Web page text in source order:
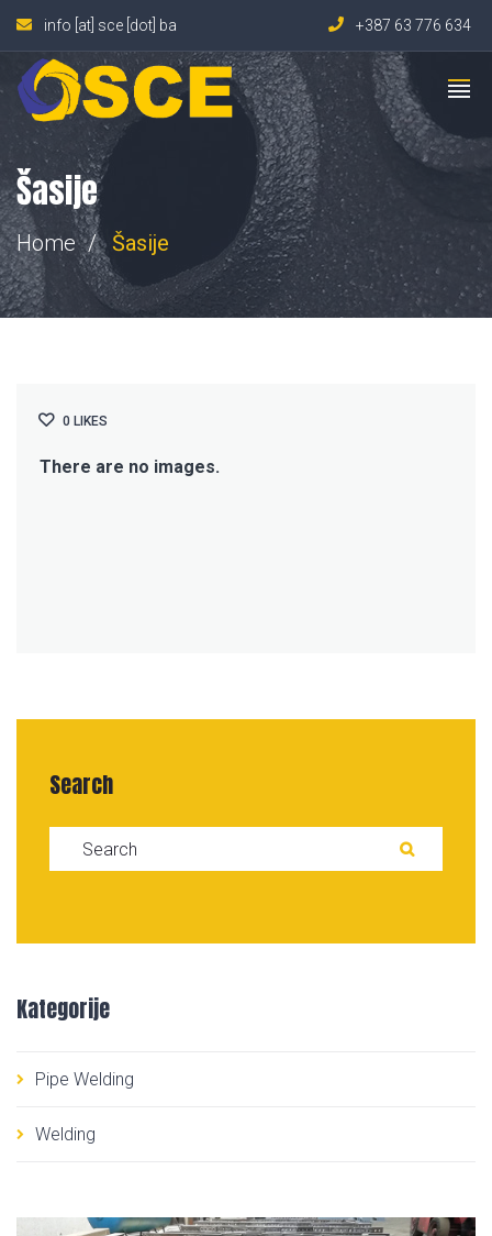
info [at] sce [dot] ba +387 63 776 634
Šasije
Home Šasije
0 LIKES
There are no images.
Search
Search for:
Kategorije
Pipe Welding
Welding